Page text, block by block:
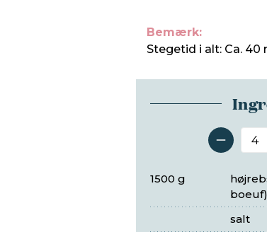
Bemærk:
Stegetid i alt: Ca. 40
boeuf)
1500 g
salt